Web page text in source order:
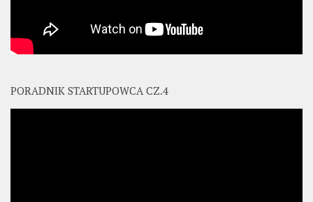
PORADNIK STARTUPOWCA CZ.4